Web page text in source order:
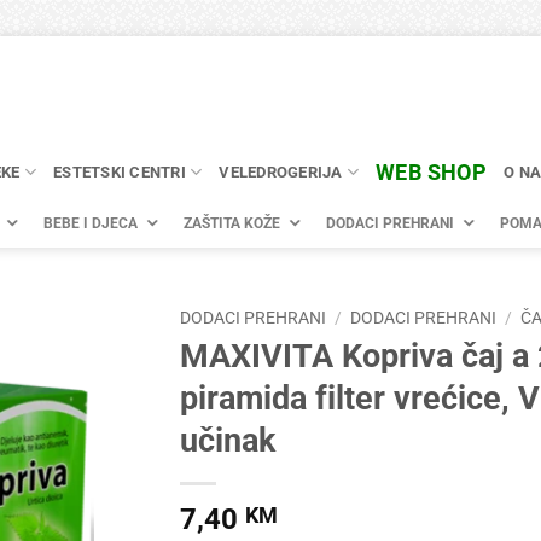
ESTETSKI CENTRI VELEDROGERIJA WEB SHOP O
BEBE I DJECA ZAŠTITA KOŽE DODACI PREHRANI
DODACI PREHRANI / DODACI PREHRANI /
MAXIVITA Kopriva čaj a
piramida filter vrećice,
učinak
7,40 KM